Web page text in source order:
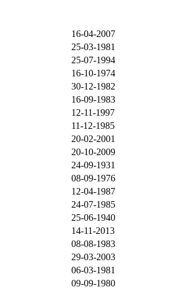
16-04-2007
25-03-1981
25-07-1994
16-10-1974
30-12-1982
16-09-1983
12-11-1997
11-12-1985
20-02-2001
20-10-2009
24-09-1931
08-09-1976
12-04-1987
24-07-1985
25-06-1940
14-11-2013
08-08-1983
29-03-2003
06-03-1981
09-09-1980